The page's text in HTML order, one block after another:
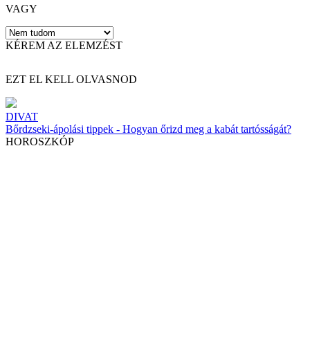
VAGY
KÉREM AZ ELEMZÉST
EZT EL KELL OLVASNOD
DIVAT
Bőrdzseki-ápolási tippek - Hogyan őrizd meg a kabát tartósságát?
HOROSZKÓP